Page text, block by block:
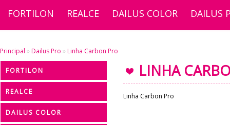
FORTILON REALCE DAILUS COLOR DAILUS
Principal » Dailus Pro » Linha Carbon Pro
FORTILON
REALCE
DAILUS COLOR
LINHA
Linha Carbon Pro